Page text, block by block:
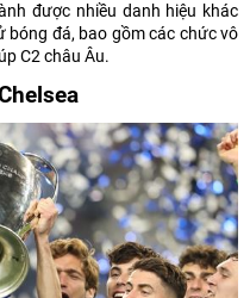
được nhiều danh hiệu khác
đá, bao gồm các chức vô
C2 châu Âu.